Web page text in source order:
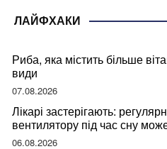
ЛАЙФХАКИ
Риба, яка містить більше
види
07.08.2026
Лікарі застерігають:
вентилятору під час сну
ваше здоров’я
06.08.2026